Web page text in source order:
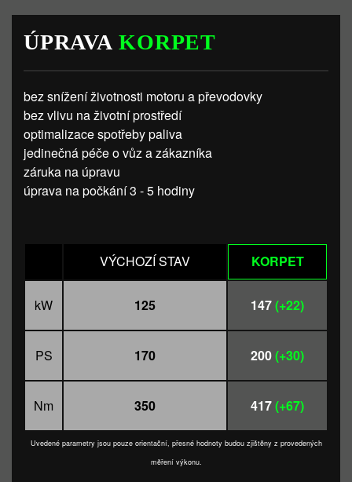
ÚPRAVAKORPET
bez snížení životnosti motoru a převodovky
bez vlivu na životní prostředí
optimalizace spotřeby paliva
jedinečná péče o vůz a zákazníka
záruka na úpravu
úprava na počkání 3 - 5 hodiny
VÝCHOZÍ STAV KORPET
kW 125 147(+22)
PS 170 200(+30)
Nm 350 417(+67)
Uvedené parametry jsou pouze orientační, přesné hodnoty budou zjištěny z provedených
měření výkonu.